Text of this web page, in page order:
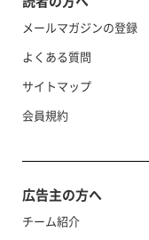
メールマガジンの登録
よくある質問
サイトマップ
会員規約
広告主の方へ
チーム紹介